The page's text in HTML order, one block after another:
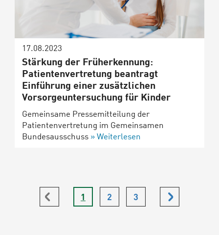
17.08.2023
Stärkung der Früherkennung:
Patientenvertretung beantragt
Einführung einer zusätzlichen
Vorsorgeuntersuchung für Kinder
Gemeinsame Pressemitteilung der
Patientenvertretung im Gemeinsamen
Bundesausschuss
Weiterlesen
Keine
vorherige
Seite
1
befinden
Seite
2 Seite
3 Weiter